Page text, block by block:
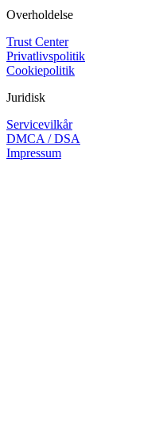
Overholdelse
Trust Center
Privatlivspolitik
Cookiepolitik
Juridisk
Servicevilkår
DMCA / DSA
Impressum